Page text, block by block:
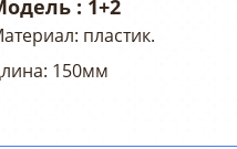
: 1+2
пластик.
150мм